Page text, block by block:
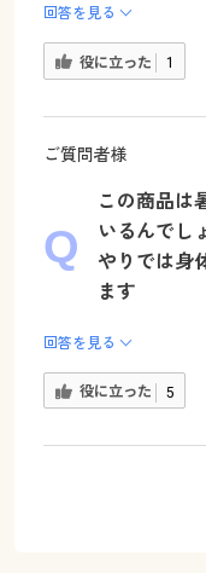
回答を見る
役に立った 1
ご質問者様
この商品は
いるんでし
やりでは身
ます
回答を見る
役に立った 5